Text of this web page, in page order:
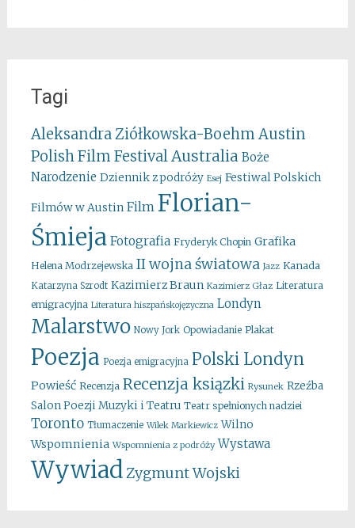
Tagi
Aleksandra Ziółkowska-Boehm Austin
Polish Film Festival Australia Boże
Narodzenie Dziennik z podróży Esej Festiwal Polskich
Filmów w Austin Film Florian-
Śmieja Fotografia Fryderyk Chopin Grafika
Helena Modrzejewska II wojna światowa Jazz Kanada
Katarzyna Szrodt Kazimierz Braun Kazimierz Głaz Literatura
emigracyjna Literatura hiszpańskojęzyczna Londyn
Malarstwo Nowy Jork Opowiadanie Plakat
Poezja Poezja emigracyjna Polski Londyn
Powieść Recenzja Recenzja ksiązki Rysunek Rzeźba
Salon Poezji Muzyki i Teatru Teatr spełnionych nadziei
Toronto Tłumaczenie Wilek Markiewicz Wilno
Wspomnienia Wspomnienia z podróży Wystawa
WywiadZygmunt Wojski